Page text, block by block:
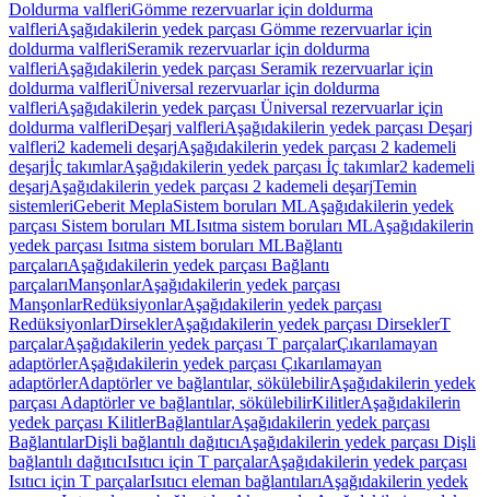
Doldurma valfleriGömme rezervuarlar için doldurma
valfleriAşağıdakilerin yedek parçası Gömme rezervuarlar için
doldurma valfleriSeramik rezervuarlar için doldurma
valfleriAşağıdakilerin yedek parçası Seramik rezervuarlar için
doldurma valfleriÜniversal rezervuarlar için doldurma
valfleriAşağıdakilerin yedek parçası Üniversal rezervuarlar için
doldurma valfleriDeşarj valfleriAşağıdakilerin yedek parçası Deşarj
valfleri2 kademeli deşarjAşağıdakilerin yedek parçası 2 kademeli
deşarjİç takımlarAşağıdakilerin yedek parçası İç takımlar2 kademeli
deşarjAşağıdakilerin yedek parçası 2 kademeli deşarjTemin
sistemleriGeberit MeplaSistem boruları MLAşağıdakilerin yedek
parçası Sistem boruları MLIsıtma sistem boruları MLAşağıdakilerin
yedek parçası Isıtma sistem boruları MLBağlantı
parçalarıAşağıdakilerin yedek parçası Bağlantı
parçalarıManşonlarAşağıdakilerin yedek parçası
ManşonlarRedüksiyonlarAşağıdakilerin yedek parçası
RedüksiyonlarDirseklerAşağıdakilerin yedek parçası DirseklerT
parçalarAşağıdakilerin yedek parçası T parçalarÇıkarılamayan
adaptörlerAşağıdakilerin yedek parçası Çıkarılamayan
adaptörlerAdaptörler ve bağlantılar, sökülebilirAşağıdakilerin yedek
parçası Adaptörler ve bağlantılar, sökülebilirKilitlerAşağıdakilerin
yedek parçası KilitlerBağlantılarAşağıdakilerin yedek parçası
BağlantılarDişli bağlantılı dağıtıcıAşağıdakilerin yedek parçası Dişli
bağlantılı dağıtıcıIsıtıcı için T parçalarAşağıdakilerin yedek parçası
Isıtıcı için T parçalarIsıtıcı eleman bağlantılarıAşağıdakilerin yedek